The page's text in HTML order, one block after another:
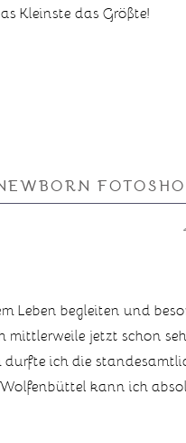
Kleinste das Größte!
Leben begleiten und
mittlerweile jetzt schon
ich die
kann ich